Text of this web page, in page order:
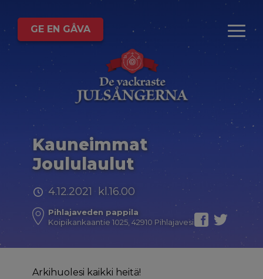
GE EN GÅVA
Kauneimmat
Joululaulut
4.12.2021 kl.16.00
Pihlajaveden pappila
Koipikankaantie 1025, 42910 Pihlajavesi
Arkihuolesi kaikki heitä!